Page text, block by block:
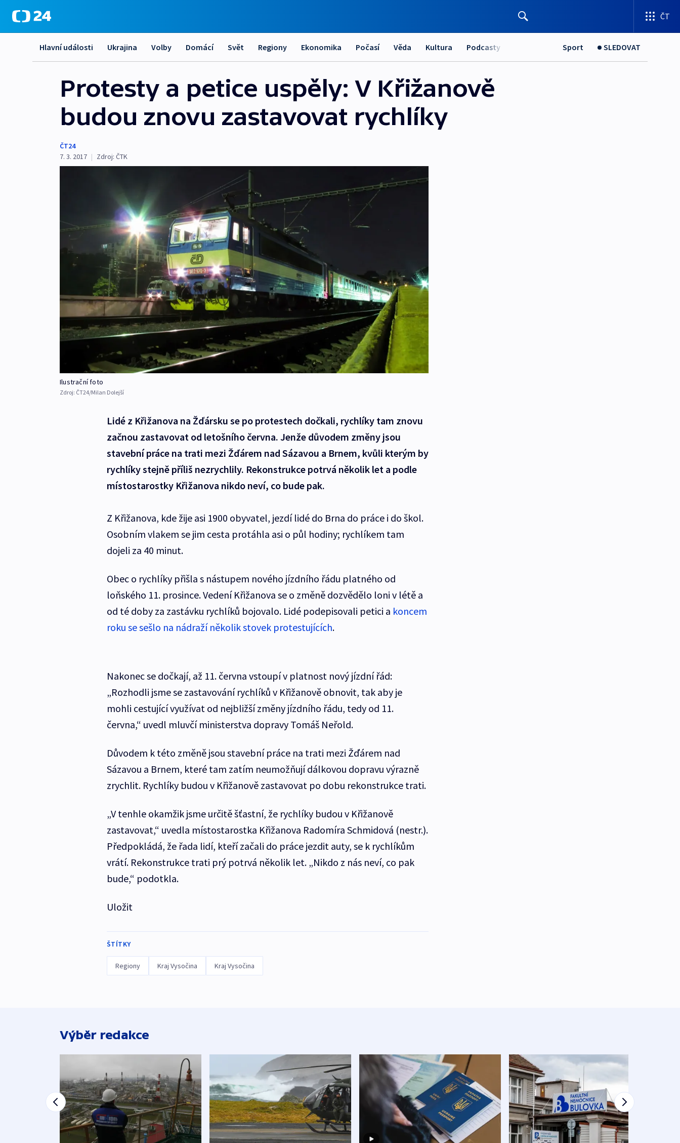
ČT
Hlavní události Ukrajina Volby Domácí Svět Regiony Ekonomika Počasí Věda Kultura Podcasty Sport SLEDOVAT
Protesty a petice uspěly: V Křižanově
budou znovu zastavovat rychlíky
ČT24
7. 3. 2017 | Zdroj: ČTK
Ilustrační foto
Zdroj: ČT24/Milan Dolejší
Lidé z Křižanova na Žďársku se po protestech dočkali, rychlíky tam znovu
začnou zastavovat od letošního června. Jenže důvodem změny jsou
stavební práce na trati mezi Žďárem nad Sázavou a Brnem, kvůli kterým by
rychlíky stejně příliš nezrychlily. Rekonstrukce potrvá několik let a podle
místostarostky Křižanova nikdo neví, co bude pak.
Z Křižanova, kde žije asi 1900 obyvatel, jezdí lidé do Brna do práce i do škol.
Osobním vlakem se jim cesta protáhla asi o půl hodiny; rychlíkem tam
dojeli za 40 minut.
Obec o rychlíky přišla s nástupem nového jízdního řádu platného od
loňského 11. prosince. Vedení Křižanova se o změně dozvědělo loni v létě a
od té doby za zastávku rychlíků bojovalo. Lidé podepisovali petici a koncem
roku se sešlo na nádraží několik stovek protestujících.
Nakonec se dočkají, až 11. června vstoupí v platnost nový jízdní řád:
„Rozhodli jsme se zastavování rychlíků v Křižanově obnovit, tak aby je
mohli cestující využívat od nejbližší změny jízdního řádu, tedy od 11.
června,“ uvedl mluvčí ministerstva dopravy Tomáš Neřold.
Důvodem k této změně jsou stavební práce na trati mezi Žďárem nad
Sázavou a Brnem, které tam zatím neumožňují dálkovou dopravu výrazně
zrychlit. Rychlíky budou v Křižanově zastavovat po dobu rekonstrukce trati.
„V tenhle okamžik jsme určitě šťastní, že rychlíky budou v Křižanově
zastavovat,“ uvedla místostarostka Křižanova Radomíra Schmidová (nestr.).
Předpokládá, že řada lidí, kteří začali do práce jezdit auty, se k rychlíkům
vrátí. Rekonstrukce trati prý potrvá několik let. „Nikdo z nás neví, co pak
bude,“ podotkla.
Uložit
ŠTÍTKY
Regiony Kraj Vysočina Kraj Vysočina
Výběr redakce